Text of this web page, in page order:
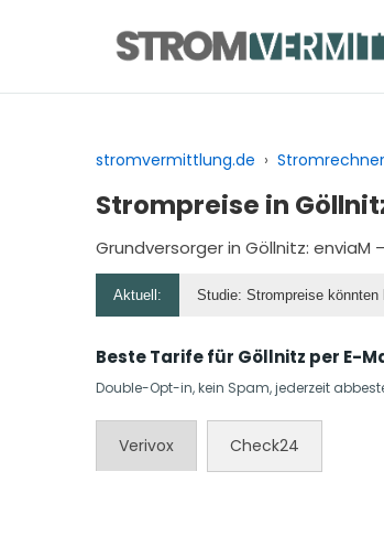
stromvermittlung.de › Stromrechner
Strompreise in
Grundversorger in Göllnitz: enviaM
Aktuell: Studie: Strompreise
Beste Tarife für Göllnitz per E-
Double-Opt-in, kein Spam, jederzeit
Verivox Check24